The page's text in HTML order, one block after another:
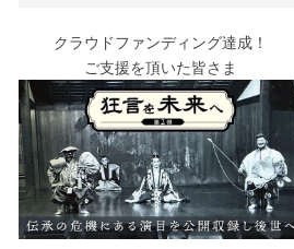
クラウドファンディング達成！
ご支援を頂いた皆さま